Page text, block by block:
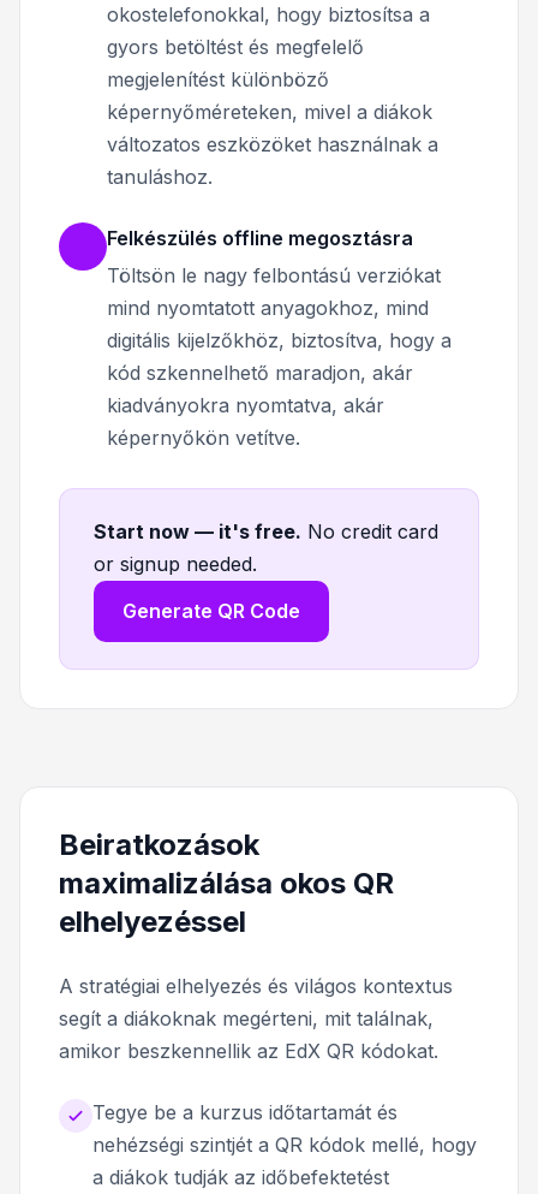
okostelefonokkal, hogy biztosítsa a
gyors betöltést és megfelelő
megjelenítést különböző
képernyőméreteken, mivel a diákok
változatos eszközöket használnak a
tanuláshoz.
Felkészülés offline megosztásra
Töltsön le nagy felbontású verziókat
mind nyomtatott anyagokhoz, mind
digitális kijelzőkhöz, biztosítva, hogy a
kód szkennelhető maradjon, akár
kiadványokra nyomtatva, akár
képernyőkön vetítve.
Start now — it's free. No credit card
or signup needed.
Generate QR Code
Beiratkozások
maximalizálása okos QR
elhelyezéssel
A stratégiai elhelyezés és világos kontextus
segít a diákoknak megérteni, mit találnak,
amikor beszkennellik az EdX QR kódokat.
Tegye be a kurzus időtartamát és
nehézségi szintjét a QR kódok mellé, hogy
a diákok tudják az időbefektetést